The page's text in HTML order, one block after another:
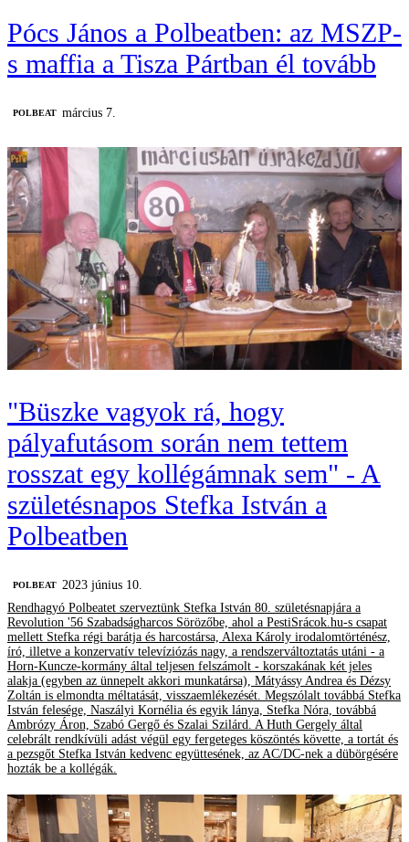
Pócs János a Polbeatben: az MSZP-
s maffia a Tisza Pártban él tovább
‎POLBEAT március 7.
"Büszke vagyok rá, hogy
pályafutásom során nem tettem
rosszat egy kollégámnak sem" - A
születésnapos Stefka István a
Polbeatben
‎POLBEAT
2023 június 10.
Rendhagyó Polbeatet szerveztünk Stefka István 80. születésnapjára a
Revolution '56 Szabadságharcos Sörözőbe, ahol a PestiSrácok.hu-s csapat
mellett Stefka régi barátja és harcostársa, Alexa Károly irodalomtörténész,
író, illetve a konzervatív televíziózás nagy, a rendszerváltoztatás utáni - a
Horn-Kuncze-kormány által teljesen felszámolt - korszakának két jeles
alakja (egyben az ünnepelt akkori munkatársa), Mátyássy Andrea és Dézsy
Zoltán is elmondta méltatását, visszaemlékezését. Megszólalt továbbá Stefka
István felesége, Naszályi Kornélia és egyik lánya, Stefka Nóra, továbbá
Ambrózy Áron, Szabó Gergő és Szalai Szilárd. A Huth Gergely által
celebrált rendkívüli adást végül egy fergeteges köszöntés követte, a tortát és
a pezsgőt Stefka István kedvenc együttesének, az AC/DC-nek a dübörgésére
hozták be a kollégák.